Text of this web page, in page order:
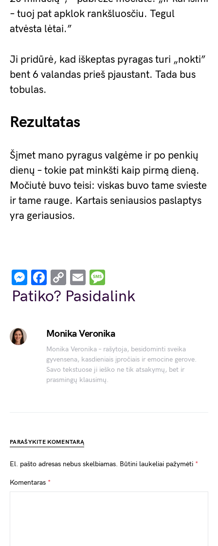
– tuoj pat apklok rankšluosčiu. Tegul
atvėsta lėtai.”
Ji pridūrė, kad iškeptas pyragas turi „nokti”
bent 6 valandas prieš pjaustant. Tada bus
tobulas.
Rezultatas
Šįmet mano pyragus valgėme ir po penkių
dienų – tokie pat minkšti kaip pirmą dieną.
Močiutė buvo teisi: viskas buvo tame svieste
ir tame rauge. Kartais seniausios paslaptys
yra geriausios.
Messenger
Facebook
Copy
Link
Email
Patiko? Pasidalink
Monika Veronika
Monika Veronika – rašytoja, besidominti sveika
gyvensena, kasdieniais įpročiais ir emocine gerove.
Savo tekstuose ji ieško ne tik atsakymų, bet ir
prasmingų klausimų.
PARAŠYKITE KOMENTARĄ
El. pašto adresas nebus skelbiamas. Būtini laukeliai pažymėti *
Komentaras *